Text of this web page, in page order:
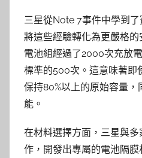
三星從Note 7事件中學到
將這些經驗轉化為更嚴格
電池組經過了2000次充放
標準的500次。這意味著即
保持80%以上的原始容量
能。
在材料選擇方面，三星與
作，開發出專屬的電池隔